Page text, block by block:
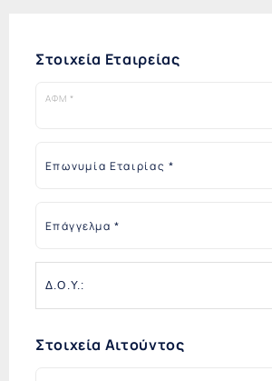
Στοιχεία Εταιρείας
ΑΦΜ
Επωνυμία Εταιρίας
Επάγγελμα
Στοιχεία Αιτούντος